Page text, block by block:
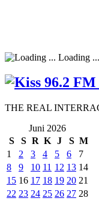
Loading ...
THE REAL
Juni 2026
S
S R K J S M
1
2 3 4 5 6
7
8
9 10 11 12 13 14
15 16 17 18 19 20 21
22 23 24 25 26 27 28